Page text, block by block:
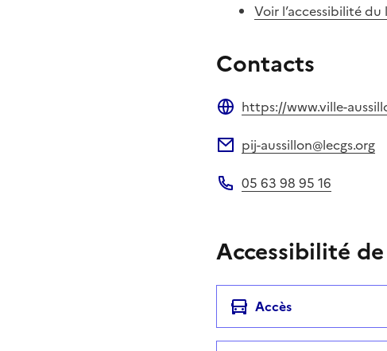
Voir l’accessibilité du
Contacts
https://www.ville-
pij-aussillon@lecgs.org
05 63 98 95 16
Accessibilité
Accès